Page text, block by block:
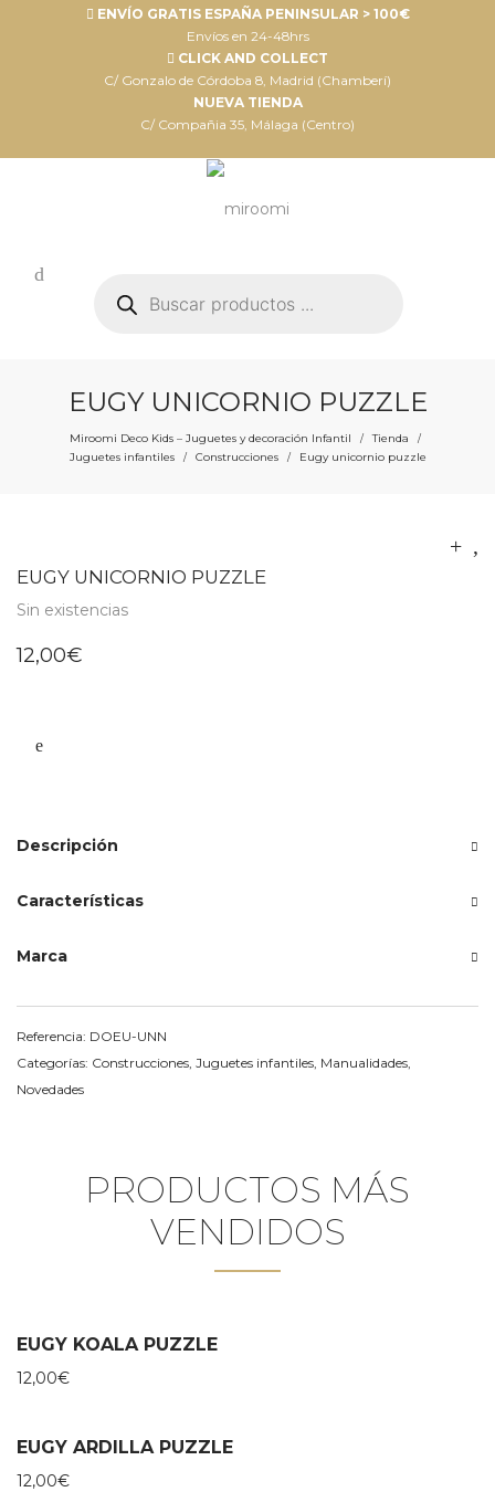
ENVÍO GRATIS ESPAÑA PENINSULAR > 100€
Envíos en 24-48hrs
CLICK AND COLLECT
C/ Gonzalo de Córdoba 8, Madrid (Chamberí)
NUEVA TIENDA
C/ Compañia 35, Málaga (Centro)
productos
EUGY UNICORNIO PUZZLE
Miroomi Deco Kids – Juguetes y decoración Infantil / Tienda /
Juguetes infantiles / Construcciones / Eugy unicornio puzzle
EUGY UNICORNIO PUZZLE
Sin existencias
12,00€
Descripción
Características
Marca
Referencia: DOEU-UNN
Categorías: Construcciones Juguetes infantiles Manualidades
Novedades
PRODUCTOS MÁS
VENDIDOS
EUGY KOALA PUZZLE
12,00€
EUGY ARDILLA PUZZLE
12,00€